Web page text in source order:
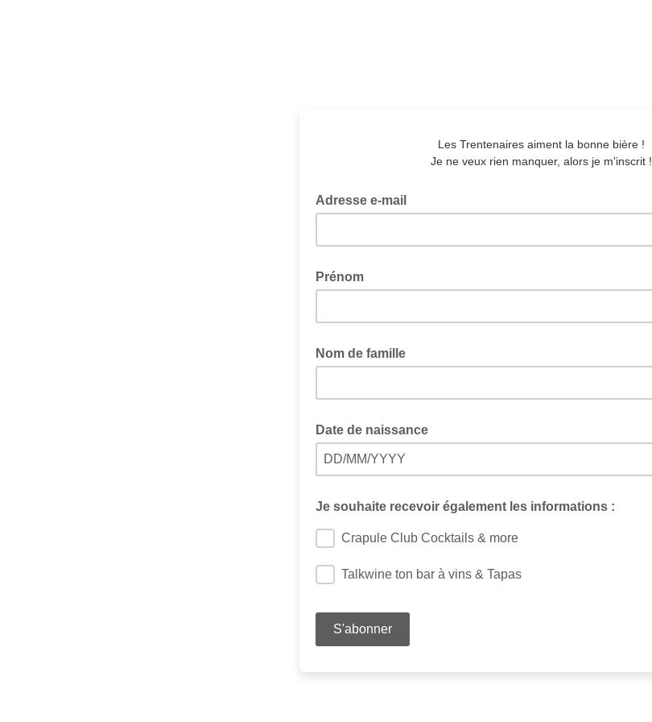
Les Trentenaires aiment la bonne bière !
Je ne veux rien manquer, alors je m'inscrit !
Adresse e-mail
Prénom
Nom de famille
Date de naissance
DD/MM/YYYY
Je souhaite recevoir également les informations :
Crapule Club Cocktails & more
Talkwine ton bar à vins & Tapas